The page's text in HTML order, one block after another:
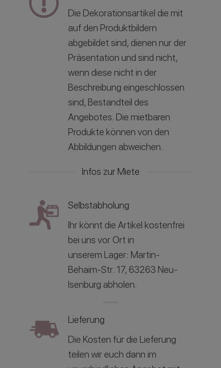
Die Dekorationsartikel die mit
auf den Produktbildern
abgebildet sind, dienen nur der
Präsentation und sind nicht,
wenn diese nicht in der
Beschreibung eingeschlossen
sind, Bestandteil des
Angebotes. Die mietbaren
Produkte können von den
Abbildungen abweichen.
Infos zur Miete
Selbstabholung
Ihr könnt die Artikel kostenfrei
bei uns vor Ort in
unserem Lager: Martin-
Behaim-Str. 17, 63263 Neu-
Isenburg abholen.
Lieferung
Die Kosten für die Lieferung
teilen wir euch dann im